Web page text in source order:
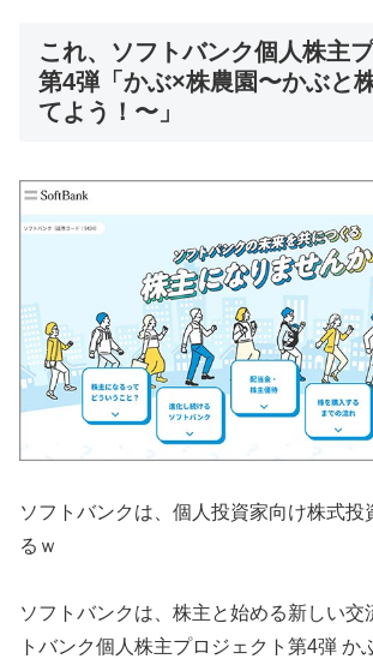
これ、ソフトバンク個人株主
第4弾「かぶ×株農園〜かぶと
てよう！〜」
ソフトバンクは、個人投資家向け株式投
るｗ
ソフトバンクは、株主と始める新しい交
トバンク個人株主プロジェクト第4弾 か